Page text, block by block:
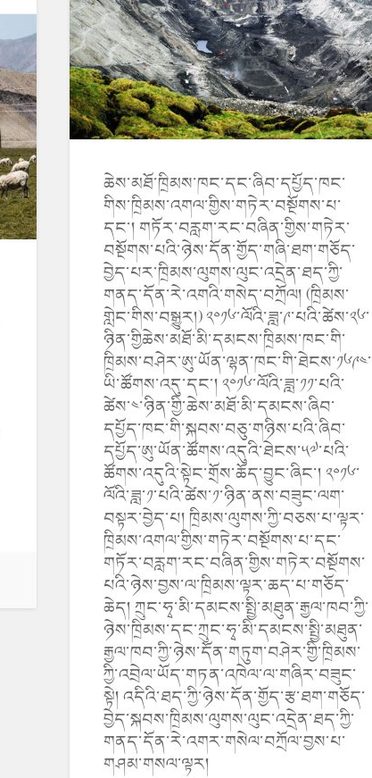
ཆེས་མཐོ་ཁྲིམས་ཁང་དང་ཞིབ་དཔྱོད་ཁང་
གིས་ཁྲིམས་འགལ་གྱིས་གཏེར་བསྔོགས་པ་
དང་། གཏོར་བརླག་རང་བཞིན་གྱིས་གཏེར་
བསྔོགས་པའི་ཉེས་དོན་གྱོད་གཞི་ཐག་གཅོད་
བྱེད་པར་ཁྲིམས་ལུགས་ལུང་འདྲེན་ཐད་ཀྱི་
གནད་དོན་རེ་འགའི་གསེད་བཀྲོལ། (ཁྲིམས་
གླེང་གིས་བསྒྱུར།) ༢༠༡༦་ལོའི་ཟླ་༩་པའི་ཚེས་༢༦་
ཉིན་གྱིཆེས་མཐོ་མི་དམངས་ཁྲིམས་ཁང་གི་
ཁྲིམས་བཤེར་ཨུ་ཡོན་ལྷན་ཁང་གི་ཐེངས་༡༦༩༤་
ཡི་ཚོགས་འདུ་དང་། ༢༠༡༦་ལོའི་ཟླ་༡༡་པའི་
ཚེས་༤་ཉིན་གྱི་ཆེས་མཐོ་མི་དམངས་ཞིབ་
དཔྱོད་ཁང་གི་སྐབས་བཅུ་གཉིས་པའི་ཞིབ་
དཔྱོད་ཨུ་ཡོན་ཚོགས་འདུའི་ཐེངས་༥༧་པའི་
ཚོགས་འདུའི་སྟེང་གྲོས་ཆོད་བྱུང་ཞིང་། ༢༠༡༦་
ལོའི་ཟླ་༡་པའི་ཚེས་༡་ཉིན་ནས་བཟུང་ལག་
བསྟར་བྱེད་པ། ཁྲིམས་ལུགས་ཀྱི་བཅས་པ་ལྟར་
ཁྲིམས་འགལ་གྱིས་གཏེར་བསྔོགས་པ་དང་
གཏོར་བརླག་རང་བཞིན་གྱིས་གཏེར་བསྔོགས་
པའི་ཉེས་བྱས་ལ་ཁྲིམས་ལྟར་ཆད་པ་གཅོད་
ཆེད། ཀྲུང་ཧྭ་མི་དམངས་སྤྱི་མཐུན་རྒྱལ་ཁབ་ཀྱི་
ཉེས་ཁྲིམས་དང་ཀྲུང་ཧྭ་མི་དམངས་སྤྱི་མཐུན་
རྒྱལ་ཁབ་ཀྱི་ཉེས་དོན་གཏུག་བཤེར་གྱི་ཁྲིམས་
ཀྱི་འབྲེལ་ཡོད་གཏན་འཁེལ་ལ་གཞིར་བཟུང་
སྟེ། འདིའི་ཐད་ཀྱི་ཉེས་དོན་གྱོད་རྩ་ཐག་གཅོད་
བྱེད་སྐབས་ཁྲིམས་ལུགས་ལུང་འདྲེན་ཐད་ཀྱི་
གནད་དོན་རེ་འགར་གསེལ་བཀྲོལ་བྱས་པ་
གཤམ་གསལ་ལྟར།